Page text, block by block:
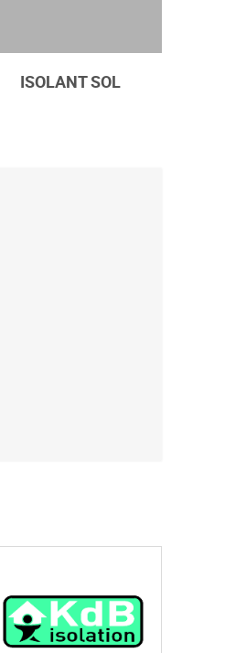
ISOLANT SOL